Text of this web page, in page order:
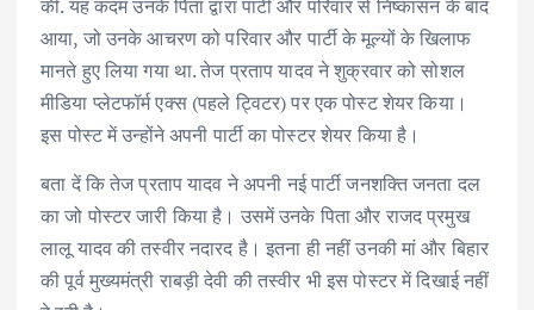
o
k
p
p
n
की. यह कदम उनके पिता द्वारा पार्टी और परिवार से निष्कासन के बाद
आया, जो उनके आचरण को परिवार और पार्टी के मूल्यों के खिलाफ
मानते हुए लिया गया था. तेज प्रताप यादव ने शुक्रवार को सोशल
मीडिया प्लेटफॉर्म एक्स (पहले ट्विटर) पर एक पोस्ट शेयर किया।
इस पोस्ट में उन्होंने अपनी पार्टी का पोस्टर शेयर किया है।
बता दें कि तेज प्रताप यादव ने अपनी नई पार्टी जनशक्ति जनता दल
का जो पोस्टर जारी किया है। उसमें उनके पिता और राजद प्रमुख
लालू यादव की तस्वीर नदारद है। इतना ही नहीं उनकी मां और बिहार
की पूर्व मुख्यमंत्री राबड़ी देवी की तस्वीर भी इस पोस्टर में दिखाई नहीं